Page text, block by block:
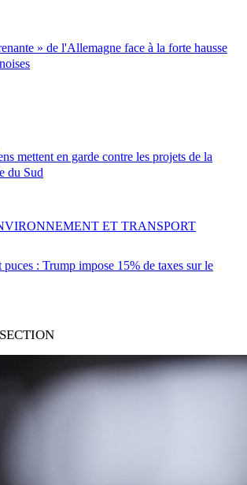
» de l'Allemagne face à la forte hausse
mettent en garde contre les projets de la
du Sud
puces : Trump impose 15% de taxes sur le
ET TRANSPORT